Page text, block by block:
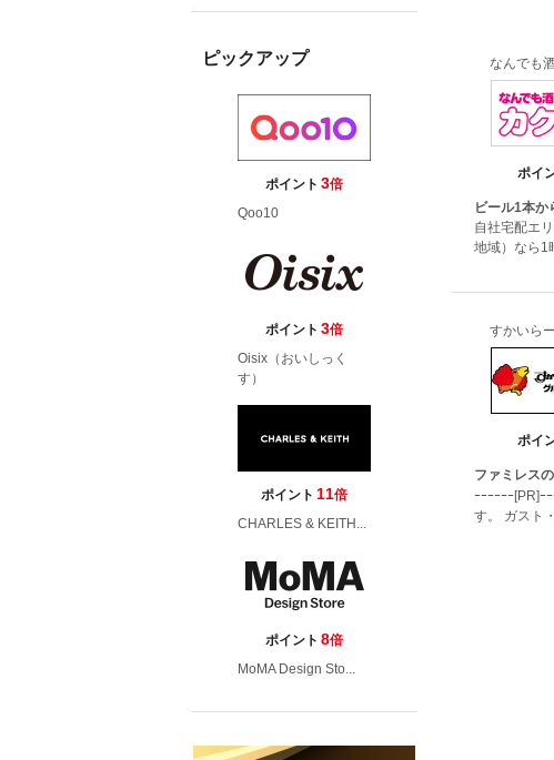
ピックアップ
ポイント 3倍
Qoo10
ポイント 3倍
Oisix（おいしっく
す）
ポイント 11倍
CHARLES & KEITH...
ポイント 8倍
MoMA Design Sto...
なんでも
ポイ
ビール1本か
自社宅配エ
地域）なら1
すかいら
ポイ
ファミレス
ｰｰｰｰｰｰ[PR]ｰ
す。 ガスト